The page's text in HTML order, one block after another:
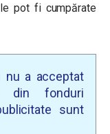
pot fi cumpărate
nu a acceptat
din fonduri
sunt